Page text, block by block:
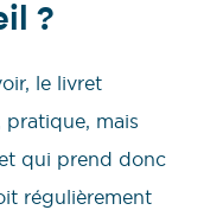
?
le livret
pratique, mais
qui prend donc
régulièrement